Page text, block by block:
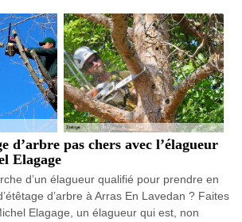
d’arbre pas chers avec l’élagueur
Elagage
d’un élagueur qualifié pour prendre en
d’arbre à Arras En Lavedan ? Faites
Elagage, un élagueur qui est, non